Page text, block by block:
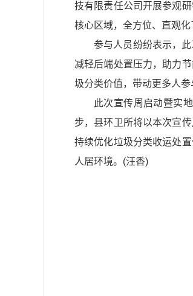
技有限责任公司开展参观
核心区域，全方位、直观
参与人员纷纷表示，
减轻后端处置压力，助力
圾分类价值，带动更多人参
此次宣传周启动暨实
步，县环卫所将以本次宣
持续优化垃圾分类收运处
人居环境。(汪香)